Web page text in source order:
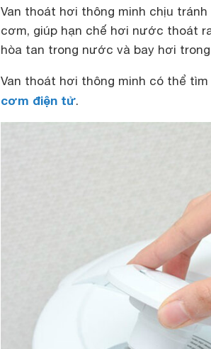
Van thoát hơi thông minh chịu
cơm, giúp hạn chế hơi nước thoát
hòa tan trong nước và bay hơi
Van thoát hơi thông minh có thể
cơm điện tử.